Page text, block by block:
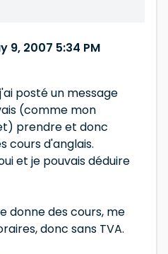
9, 2007 5:34 PM
posté un message
(comme mon
prendre et donc
cours d'anglais.
et je pouvais déduire
donne des cours, me
donc sans TVA.